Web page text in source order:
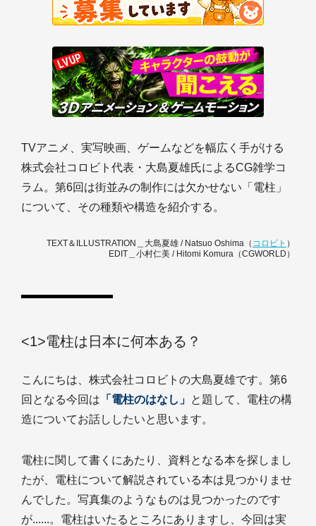
TVアニメ、実写映画、ゲームなどを幅広く手がける
株式会社コロビト代表・大島夏雄氏によるCG雑学コ
ラム。第6回は街並みの制作には欠かせない「電柱」
について、その種類や構造を紹介する。
TEXT＆ILLUSTRATION＿大島夏雄 / Natsuo Oshima（ コロビト ）
EDIT＿小村仁美 / Hitomi Komura（CGWORLD）
<1>電柱は日本に何本ある？
こんにちは、株式会社コロビトの大島夏雄です。第6
回となる今回は 「電柱のはなし」 と題して、電柱の構
造についてお話ししたいと思います。
電柱に関して書くにあたり、資料となる本を探しまし
たが、電柱について解説されている本は見つかりませ
んでした。写真集のようなものは見つかったのです
が......。電柱はいたるところにありますし、今回は実